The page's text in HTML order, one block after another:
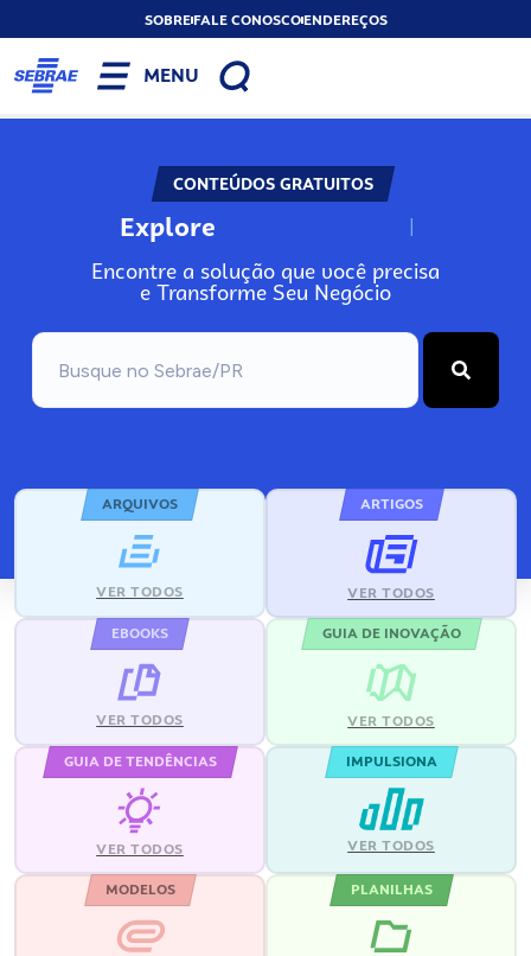
SOBREFALE CONOSCOENDEREÇOS
MENU
CONTEÚDOS GRATUITOS
Explore N
Encontre a solução que você precisa
e Transforme Seu Negócio
ARQUIVOS
VER TODOS
ARTIGOS
VER TODOS
EBOOKS
VER TODOS
GUIA DE INOVAÇÃO
VER TODOS
GUIA DE TENDÊNCIAS
VER TODOS
IMPULSIONA
VER TODOS
MODELOS PLANILHAS